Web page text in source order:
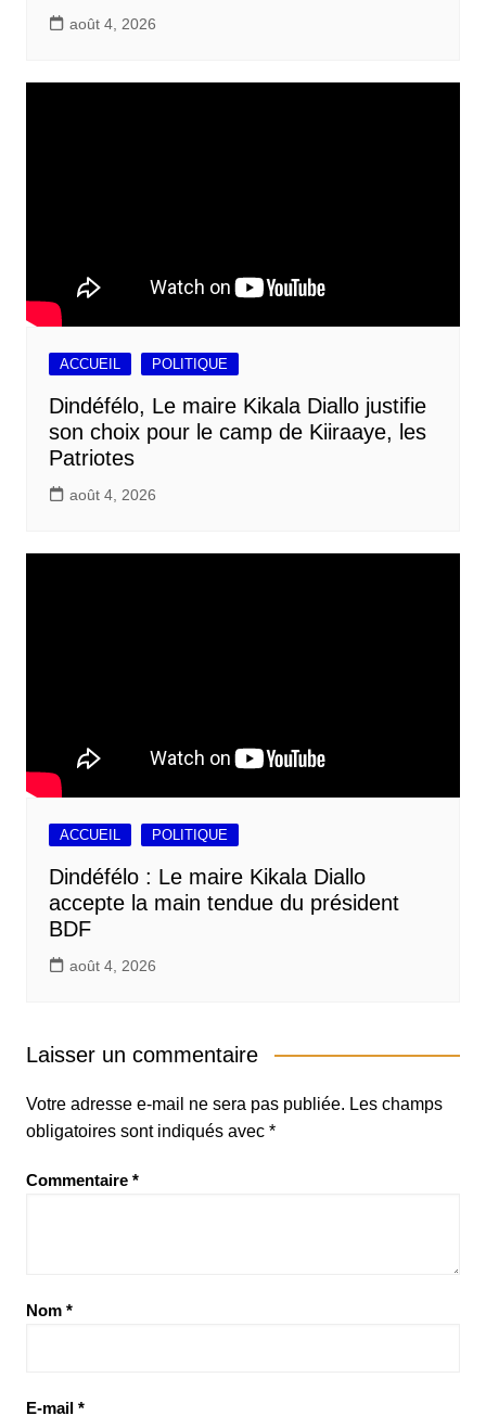
août 4, 2026
ACCUEIL POLITIQUE
Dindéfélo, Le maire Kikala Diallo justifie
son choix pour le camp de Kiiraaye, les
Patriotes
août 4, 2026
ACCUEIL POLITIQUE
Dindéfélo : Le maire Kikala Diallo
accepte la main tendue du président
BDF
août 4, 2026
Laisser un commentaire
Votre adresse e-mail ne sera pas publiée. Les champs
obligatoires sont indiqués avec *
Commentaire *
Nom *
E-mail *